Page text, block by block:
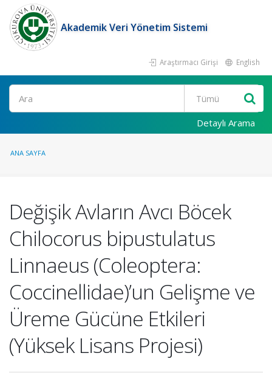
Akademik Veri Yönetim Sistemi
Araştırmacı Girişi English
Ara
Detaylı Arama
ANA SAYFA
Değişik Avların Avcı Böcek
Chilocorus bipustulatus
Linnaeus (Coleoptera:
Coccinellidae)’un Gelişme ve
Üreme Gücüne Etkileri
(Yüksek Lisans Projesi)